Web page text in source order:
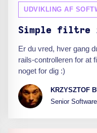
UDVIKLING AF
Simple filtre
Er du vred, hver gang
rails-controlleren for at
noget for dig :)
KRZYSZTOF
Senior